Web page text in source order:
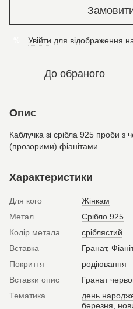
Увійти для відображення
До обраного
Опис
Каблучка зі срібла 925 проби
(прозорими) фіанітами
Характеристики
Для кого
Жінкам
Метал
Срібло 925
Колір метала
сріблястий
Вставка
Гранат,
Покриття
родіювання
Вставки опис
Гранат
Тематика
день
березня